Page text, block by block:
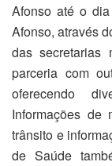
Afonso até o
Afonso, através
das secretarias
parceria com
oferecendo
Informações de
trânsito e
de Saúde